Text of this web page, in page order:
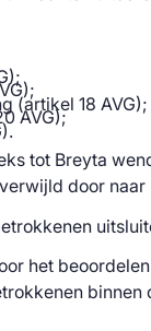
(artikel 18 AVG);
AVG);
tot Breyta
door naar
het
binnen